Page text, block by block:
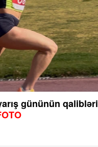
gününün qalibləri